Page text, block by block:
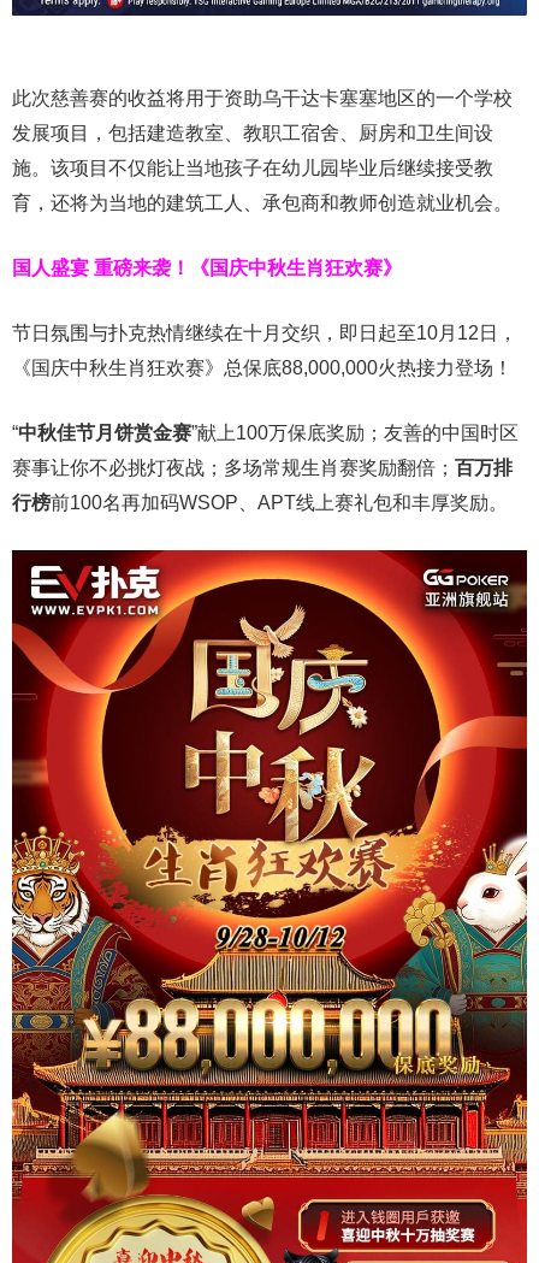
此次慈善赛的收益将用于资助乌干达卡塞塞地区的一个学校
发展项目，包括建造教室、教职工宿舍、厨房和卫生间设
施。该项目不仅能让当地孩子在幼儿园毕业后继续接受教
育，还将为当地的建筑工人、承包商和教师创造就业机会。
国人盛宴 重磅来袭！ 《国庆中秋生肖狂欢赛》
节日氛围与扑克热情继续在十月交织，即日起至10月 12 日，
《国庆中秋生肖狂欢赛》总保底88,000,000火热接力登场！
“中秋佳节月饼赏金赛”献上100万保底奖励；友善的中国时区
赛事让你不必挑灯夜战 ； 多场常规生肖赛奖励翻倍； 百万排
行榜前100名再加码WSOP APT线上赛礼包和丰厚奖励。